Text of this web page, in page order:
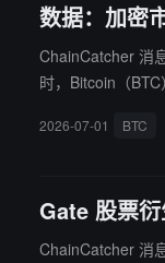
数据：加密
ChainCatcher 消
时，Bitcoin（
AB）下跌
2026-07-01 BTC
Gate 股票
ChainCatcher 消